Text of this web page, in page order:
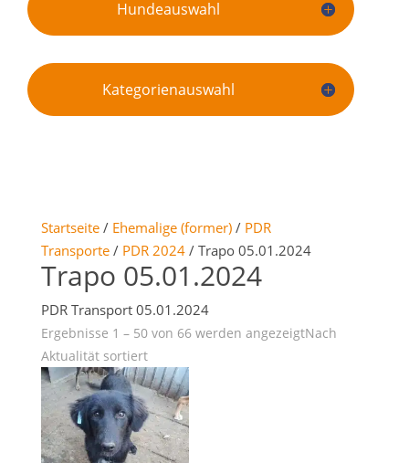
Hundeauswahl
Kategorienauswahl
Startseite/ Ehemalige (former)/ PDR
Transporte/ PDR 2024/ Trapo 05.01.2024
Trapo 05.01.2024
PDR Transport 05.01.2024
Ergebnisse 1 – 50 von 66 werden angezeigtNach
Aktualität sortiert